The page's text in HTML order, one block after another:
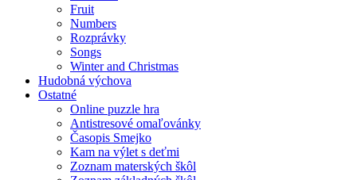
Fruit
Numbers
Rozprávky
Songs
Winter and Christmas
Hudobná výchova
Ostatné
Online puzzle hra
Antistresové omaľovánky
Časopis Smejko
Kam na výlet s deťmi
Zoznam materských škôl